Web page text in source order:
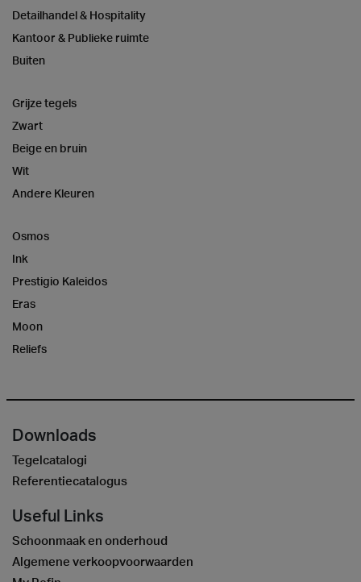
Detailhandel & Hospitality
Kantoor & Publieke ruimte
Buiten
Grijze tegels
Zwart
Beige en bruin
Wit
Andere Kleuren
Osmos
Ink
Prestigio Kaleidos
Eras
Moon
Reliefs
Downloads
Tegelcatalogi
Referentiecatalogus
Useful Links
Schoonmaak en onderhoud
Algemene verkoopvoorwaarden